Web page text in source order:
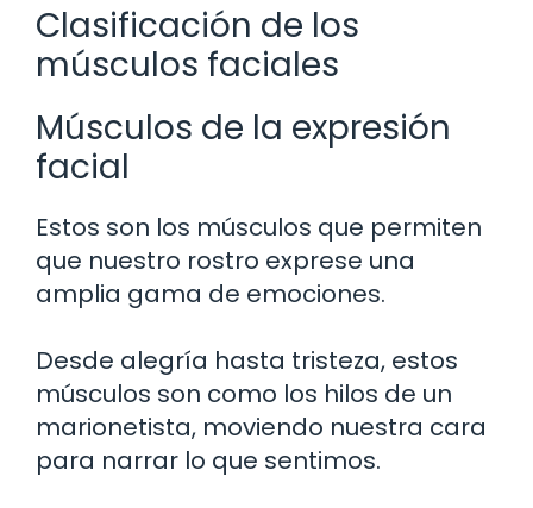
Clasificación de los
músculos faciales
Músculos de la expresión
facial
Estos son los músculos que permiten
que nuestro rostro exprese una
amplia gama de emociones.
Desde alegría hasta tristeza, estos
músculos son como los hilos de un
marionetista, moviendo nuestra cara
para narrar lo que sentimos.